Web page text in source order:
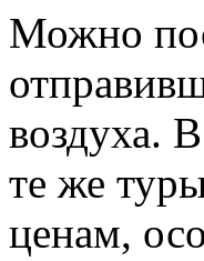
Можно
воздуха.
те же
ценам,